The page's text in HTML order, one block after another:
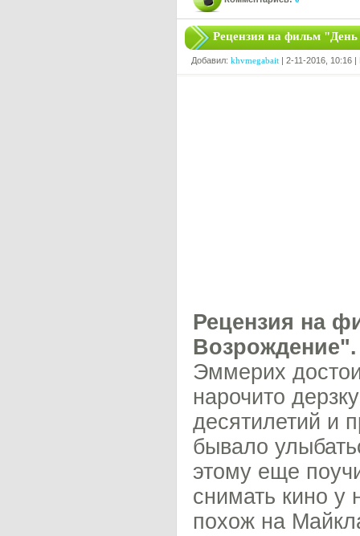
Рецензия на фильм
Добавил: khvmegabait | 2-11-2016, 10:16
Рецензия на
Эммерих
нарочито
десятилетий и
бывало
этому еще
снимать кино у
похож на